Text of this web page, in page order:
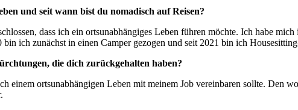
und seit wann bist du nomadisch auf Reisen?
dass ich ein ortsunabhängiges Leben führen möchte. Ich habe
ich zunächst in einen Camper gezogen und seit 2021 bin ich
die dich zurückgehalten haben?
einem ortsunabhängigen Leben mit meinem Job vereinbaren sollte. Den